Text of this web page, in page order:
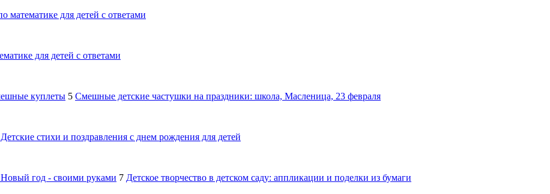
математике для детей с ответами
для детей с ответами
куплеты 5 Смешные детские частушки на праздники: школа, Масленица, 23 февраля
Детские стихи и поздравления с днем рождения для детей
год - своими руками 7 Детское творчество в детском саду: аппликации и поделки из бумаги